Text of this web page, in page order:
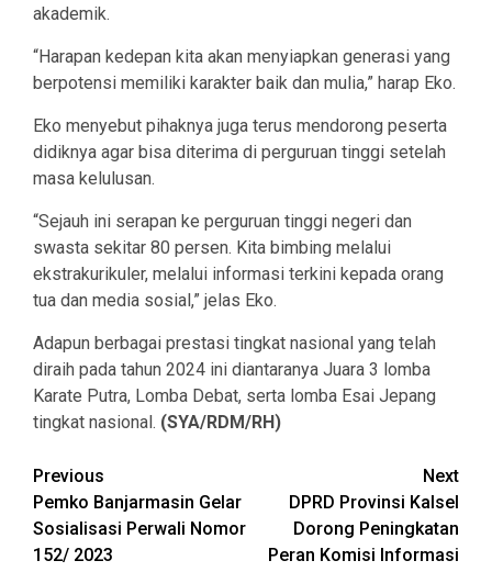
akademik.
“Harapan kedepan kita akan menyiapkan generasi yang
berpotensi memiliki karakter baik dan mulia,” harap Eko.
Eko menyebut pihaknya juga terus mendorong peserta
didiknya agar bisa diterima di perguruan tinggi setelah
masa kelulusan.
“Sejauh ini serapan ke perguruan tinggi negeri dan
swasta sekitar 80 persen. Kita bimbing melalui
ekstrakurikuler, melalui informasi terkini kepada orang
tua dan media sosial,” jelas Eko.
Adapun berbagai prestasi tingkat nasional yang telah
diraih pada tahun 2024 ini diantaranya Juara 3 lomba
Karate Putra, Lomba Debat, serta lomba Esai Jepang
tingkat nasional. (SYA/RDM/RH)
Continue
Reading
Previous
Pemko Banjarmasin Gelar
Sosialisasi Perwali Nomor
152/ 2023
Next
DPRD Provinsi Kalsel
Dorong Peningkatan
Peran Komisi Informasi